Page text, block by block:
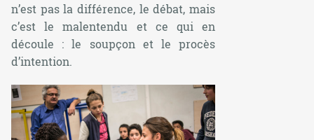
n’est pas la différence, le débat, mais
c’est le malentendu et ce qui en
découle : le soupçon et le procès
d’intention.